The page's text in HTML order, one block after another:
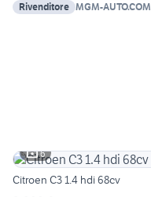
Rivenditore MGM-AUTO.COM
6
Citroen C3 1.4 hdi 68cv